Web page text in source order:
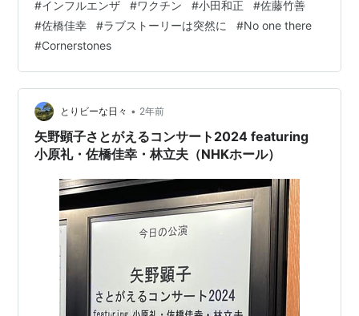
30から17：30までびっちり働いたよ～ 寒いね～(((p(＞
◇＜)q))) ｻﾑｲｰ!! ということで（どういうことだよ） かみ
さんがちょっと風邪を引いて体調を崩した ここんとこ寒
いし、基本在宅だったのが パソコンの目途が立つまでし
ばらく出社で この寒い中を61歳の体にムチ…
#インフルエンザ #ワクチン #小田和正 #佐藤竹善
#佐橋佳幸 #ラブストーリーは突然に #No one there
#Cornerstones
とりビーな日々 • 2年前
矢野顕子さとがえるコンサート2024 featuring
小原礼・佐橋佳幸・林立夫（NHKホール）